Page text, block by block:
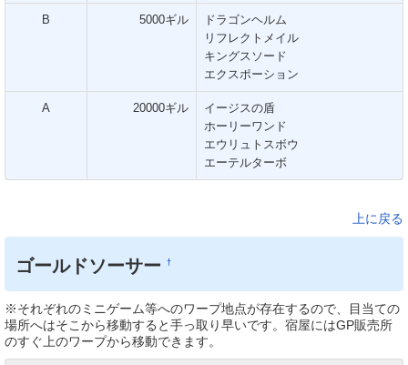
B 5000ギル
ドラゴンヘルム
リフレクトメイル
キングスソード
エクスポーション
A 20000ギル
イージスの盾
ホーリーワンド
エウリュトスボウ
エーテルターボ
上に戻る
ゴールドソーサー†
※それぞれのミニゲーム等へのワープ地点が存在するので、目当ての
場所へはそこから移動すると手っ取り早いです。宿屋にはGP販売所
のすぐ上のワープから移動できます。